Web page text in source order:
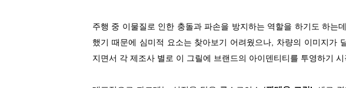
주행 중 이물질로 인한 충돌과 파손을 방지하는 역할을 하기도 하는
했기 때문에 심미적 요소는 찾아보기 어려웠으나, 차량의 이미지가
지면서 각 제조사 별로 이 그릴에 브랜드의 아이덴티티를 투영하기 시